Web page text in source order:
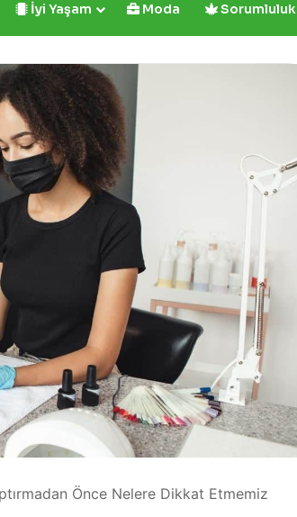
İyi Yaşam Moda Sorumluluk
Önce Nelere Dikkat Etmemiz
Crown’dan
Kahve
4 Ağustos 2024
Cafe Crown’dan İlk ve Tek: Tahinli